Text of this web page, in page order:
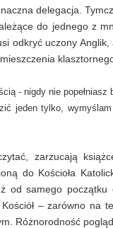
delegacja.
do jednego z
odkryć uczony
- nigdy nie popełniasz
jeden tylko,
zarzucają
do Kościoła
od samego
– zarówno na
Różnorodność